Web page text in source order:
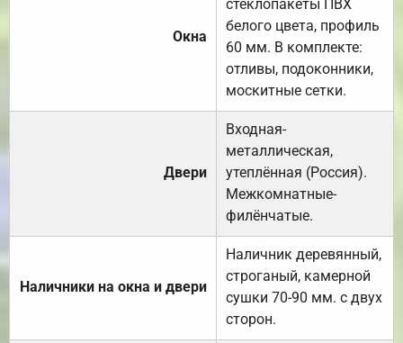
Окна
стеклопакеты ПВХ
белого цвета, профиль
60 мм. В комплекте:
отливы, подоконники,
москитные сетки.
Двери
Входная-
металлическая,
утеплённая (Россия).
Межкомнатные-
филёнчатые.
Наличники на окна и двери
Наличник деревянный,
строганый, камерной
сушки 70-90 мм. с двух
сторон.